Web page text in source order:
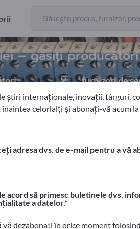
– găsiți
furnizori de
1
comerciale >> începeți aici
dvs. pe Exportpages.
aici
știri internaționale, inovații, târguri,
celorlalți și abonați-vă acum
adresa dvs. de e-mail pentru a vă
acord să primesc buletinele dvs.
a datelor.
vă dezabonați în orice moment